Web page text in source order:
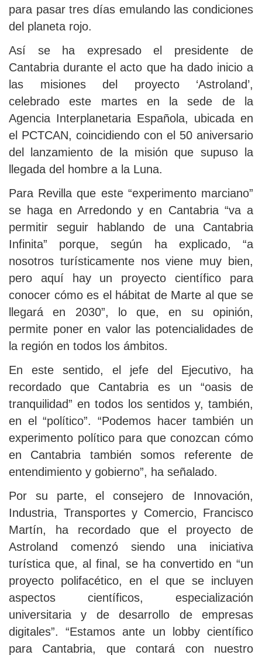
para pasar tres días emulando las condiciones
del planeta rojo.
Así se ha expresado el presidente de
Cantabria durante el acto que ha dado inicio a
las misiones del proyecto ‘Astroland’,
celebrado este martes en la sede de la
Agencia Interplanetaria Española, ubicada en
el PCTCAN, coincidiendo con el 50 aniversario
del lanzamiento de la misión que supuso la
llegada del hombre a la Luna.
Para Revilla que este “experimento marciano”
se haga en Arredondo y en Cantabria “va a
permitir seguir hablando de una Cantabria
Infinita” porque, según ha explicado, “a
nosotros turísticamente nos viene muy bien,
pero aquí hay un proyecto científico para
conocer cómo es el hábitat de Marte al que se
llegará en 2030”, lo que, en su opinión,
permite poner en valor las potencialidades de
la región en todos los ámbitos.
En este sentido, el jefe del Ejecutivo, ha
recordado que Cantabria es un “oasis de
tranquilidad” en todos los sentidos y, también,
en el “político”. “Podemos hacer también un
experimento político para que conozcan cómo
en Cantabria también somos referente de
entendimiento y gobierno”, ha señalado.
Por su parte, el consejero de Innovación,
Industria, Transportes y Comercio, Francisco
Martín, ha recordado que el proyecto de
Astroland comenzó siendo una iniciativa
turística que, al final, se ha convertido en “un
proyecto polifacético, en el que se incluyen
aspectos científicos, especialización
universitaria y de desarrollo de empresas
digitales”. “Estamos ante un lobby científico
para Cantabria, que contará con nuestro